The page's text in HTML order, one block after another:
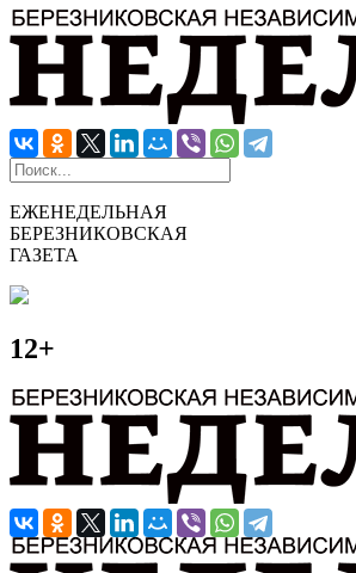
ЕЖЕНЕДЕЛЬНАЯ
БЕРЕЗНИКОВСКАЯ
ГАЗЕТА
12+